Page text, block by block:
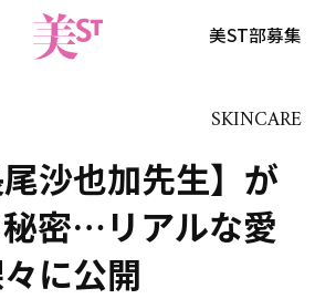
美ST部募集
SKINCARE
沙也加先生】が
密…リアルな愛
に公開